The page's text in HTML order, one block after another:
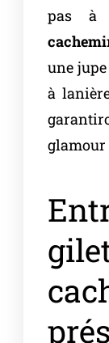
pas à
une
à
glamour